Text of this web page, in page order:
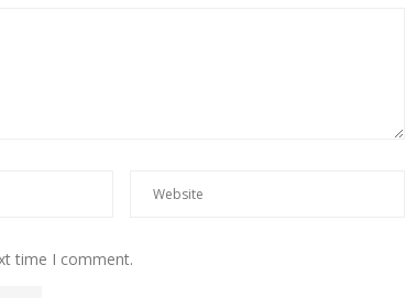
time I comment.